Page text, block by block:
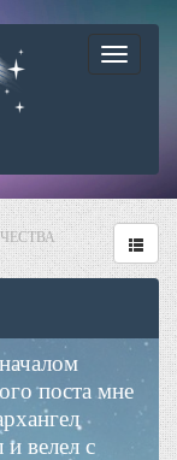
поста мне
и велел с